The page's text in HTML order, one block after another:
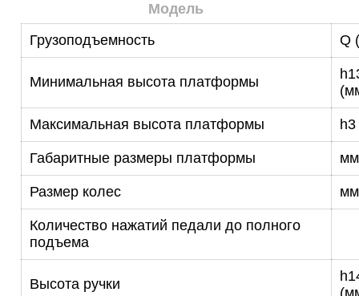
Модель
Грузоподъемность
Q
Минимальная высота платформы
Максимальная высота платформы
Габаритные размеры платформы мм
Размер колес мм
Количество нажатий педали до полного
подъема
Высота ручки